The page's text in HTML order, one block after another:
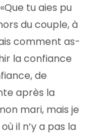
tu aies pu
du couple, à
comment as-
la confiance
de
après la
mari, mais je
il n’y a pas la